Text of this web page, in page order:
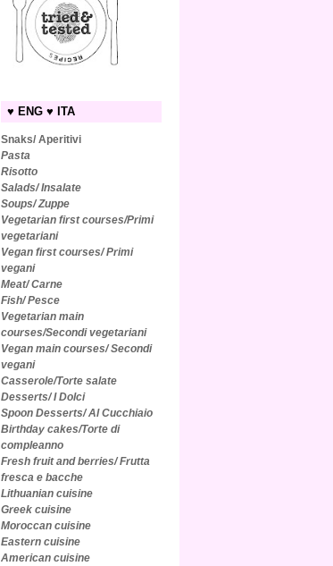
♥ ENG ♥ ITA
Snaks/ Aperitivi
Pasta
Risotto
Salads/ Insalate
Soups/ Zuppe
Vegetarian first courses/Primi
vegetariani
Vegan first courses/ Primi
vegani
Meat/ Carne
Fish/ Pesce
Vegetarian main
courses/Secondi vegetariani
Vegan main courses/ Secondi
vegani
Casserole/Torte salate
Desserts/ I Dolci
Spoon Desserts/ Al Cucchiaio
Birthday cakes/Torte di
compleanno
Fresh fruit and berries/ Frutta
fresca e bacche
Lithuanian cuisine
Greek cuisine
Moroccan cuisine
Eastern cuisine
American cuisine